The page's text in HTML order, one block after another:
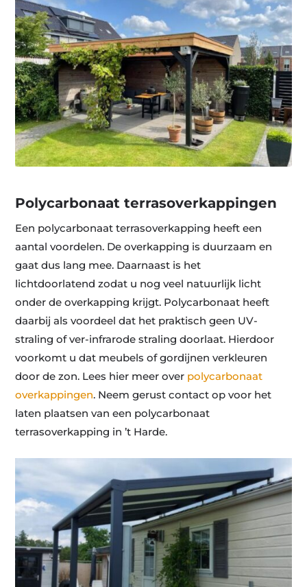
Polycarbonaat terrasoverkappingen
Een polycarbonaat terrasoverkapping heeft een
aantal voordelen. De overkapping is duurzaam en
gaat dus lang mee. Daarnaast is het
lichtdoorlatend zodat u nog veel natuurlijk licht
onder de overkapping krijgt. Polycarbonaat heeft
daarbij als voordeel dat het praktisch geen UV-
straling of ver-infrarode straling doorlaat. Hierdoor
voorkomt u dat meubels of gordijnen verkleuren
door de zon. Lees hier meer over polycarbonaat
overkappingen. Neem gerust contact op voor het
laten plaatsen van een polycarbonaat
terrasoverkapping in ’t Harde.